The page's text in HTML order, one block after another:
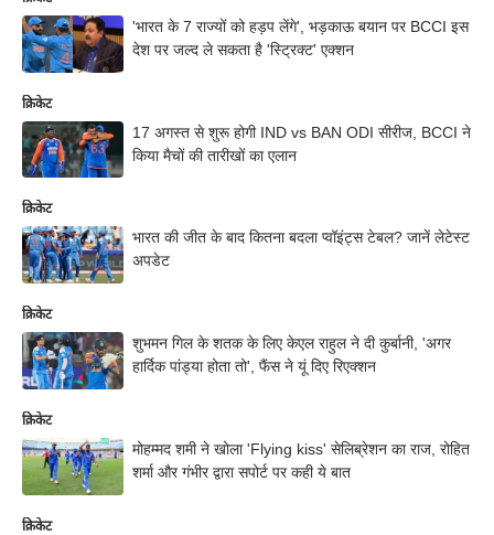
'भारत के 7 राज्यों को हड़प लेंगे', भड़काऊ बयान पर BCCI इस
देश पर जल्द ले सकता है 'स्ट्रिक्ट' एक्शन
क्रिकेट
17 अगस्त से शुरू होगी IND vs BAN ODI सीरीज, BCCI ने
किया मैचों की तारीखों का एलान
क्रिकेट
भारत की जीत के बाद कितना बदला प्वॉइंट्स टेबल? जानें लेटेस्ट
अपडेट
क्रिकेट
शुभमन गिल के शतक के लिए केएल राहुल ने दी कुर्बानी, 'अगर
हार्दिक पांड्या होता तो', फैंस ने यूं दिए रिएक्शन
क्रिकेट
मोहम्मद शमी ने खोला 'Flying kiss' सेलिब्रेशन का राज, रोहित
शर्मा और गंभीर द्वारा सपोर्ट पर कही ये बात
क्रिकेट